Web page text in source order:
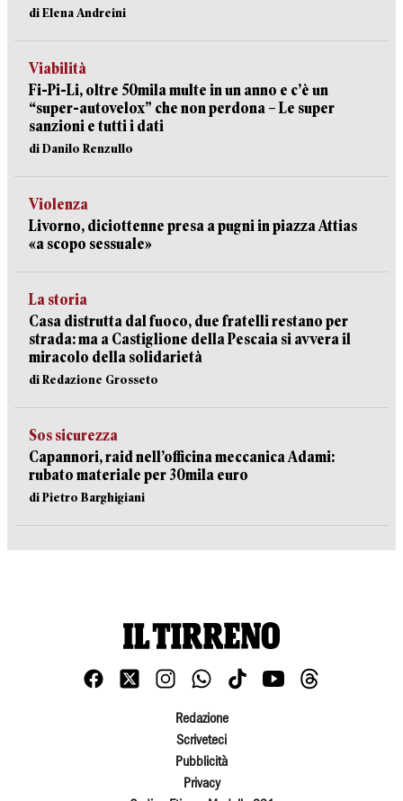
di Elena Andreini
Viabilità
Fi-Pi-Li, oltre 50mila multe in un anno e c’è un
“super-autovelox” che non perdona – Le super
sanzioni e tutti i dati
di Danilo Renzullo
Violenza
Livorno, diciottenne presa a pugni in piazza Attias
«a scopo sessuale»
La storia
Casa distrutta dal fuoco, due fratelli restano per
strada: ma a Castiglione della Pescaia si avvera il
miracolo della solidarietà
di Redazione Grosseto
Sos sicurezza
Capannori, raid nell’officina meccanica Adami:
rubato materiale per 30mila euro
di Pietro Barghigiani
Redazione
Scriveteci
Pubblicità
Privacy